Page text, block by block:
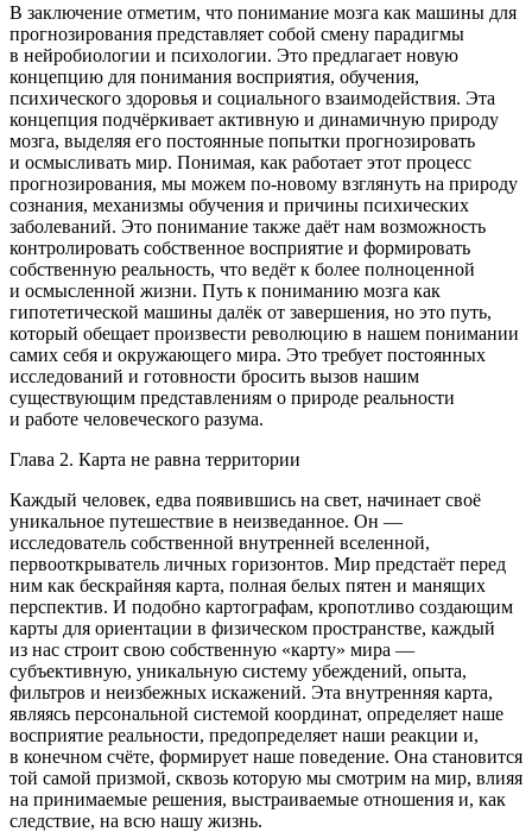
В заключение отметим, что понимание мозга как машины для
прогнозирования представляет собой смену парадигмы
в нейробиологии и психологии. Это предлагает новую
концепцию для понимания восприятия, обучения,
психического здоровья и социального взаимодействия. Эта
концепция подчёркивает активную и динамичную природу
мозга, выделяя его постоянные попытки прогнозировать
и осмысливать мир. Понимая, как работает этот процесс
прогнозирования, мы можем по-новому взглянуть на природу
сознания, механизмы обучения и причины психических
заболеваний. Это понимание также даёт нам возможность
контролировать собственное восприятие и формировать
собственную реальность, что ведёт к более полноценной
и осмысленной жизни. Путь к пониманию мозга как
гипотетической машины далёк от завершения, но это путь,
который обещает произвести революцию в нашем понимании
самих себя и окружающего мира. Это требует постоянных
исследований и готовности бросить вызов нашим
существующим представлениям о природе реальности
и работе человеческого разума.
Глава 2. Карта не равна территории
Каждый человек, едва появившись на свет, начинает своё
уникальное путешествие в неизведанное. Он —
исследователь собственной внутренней вселенной,
первооткрыватель личных горизонтов. Мир предстаёт перед
ним как бескрайняя карта, полная белых пятен и манящих
перспектив. И подобно картографам, кропотливо создающим
карты для ориентации в физическом пространстве, каждый
из нас строит свою собственную «карту» мира —
субъективную, уникальную систему убеждений, опыта,
фильтров и неизбежных искажений. Эта внутренняя карта,
являясь персональной системой координат, определяет наше
восприятие реальности, предопределяет наши реакции и,
в конечном счёте, формирует наше поведение. Она становится
той самой призмой, сквозь которую мы смотрим на мир, влияя
на принимаемые решения, выстраиваемые отношения и, как
следствие, на всю нашу жизнь.